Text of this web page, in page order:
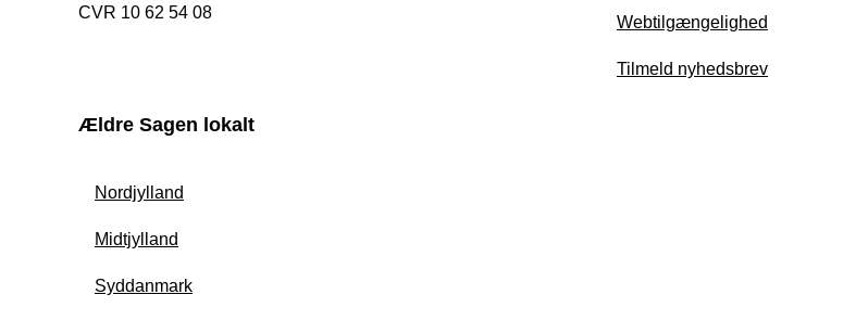
CVR 10 62 54 08
Webtilgængelighed
Tilmeld nyhedsbrev
Ældre Sagen lokalt
Nordjylland
Midtjylland
Syddanmark